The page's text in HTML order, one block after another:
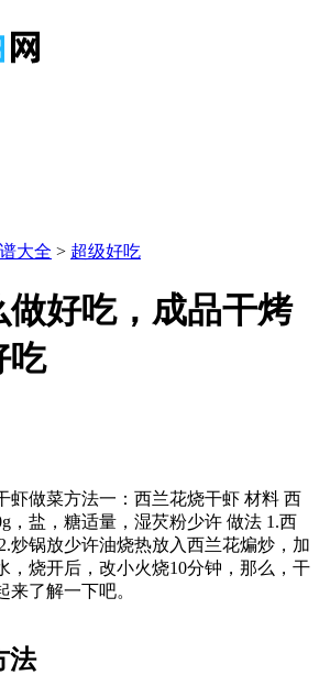
大全 > 超级好吃
好吃，成品干烤
吃
虾做菜方法一：西兰花烧干虾 材料 西
，盐，糖适量，湿芡粉少许 做法 1.西
炒锅放少许油烧热放入西兰花煸炒，加
，烧开后，改小火烧10分钟，那么，干
来了解一下吧。
法